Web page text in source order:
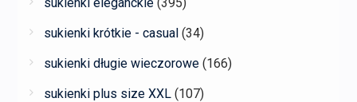
sukienki krótkie - casual (34)
sukienki długie wieczorowe (166)
sukienki plus size XXL (107)